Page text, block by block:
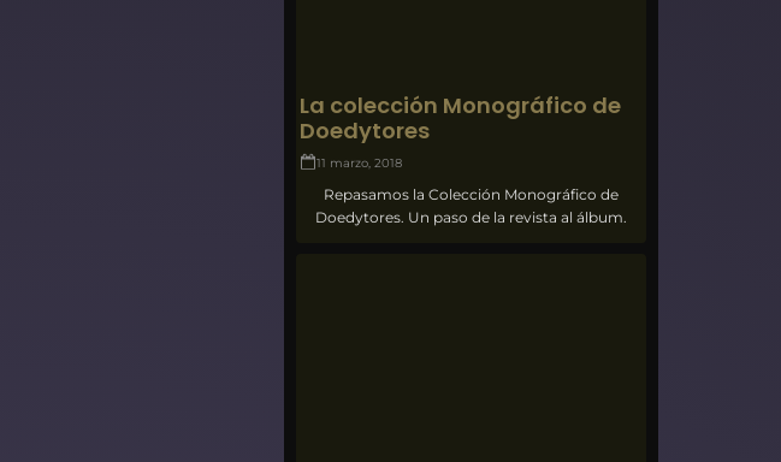
La colección Monográfico de
Doedytores
11 marzo, 2018
Repasamos la Colección Monográfico de
Doedytores. Un paso de la revista al álbum.